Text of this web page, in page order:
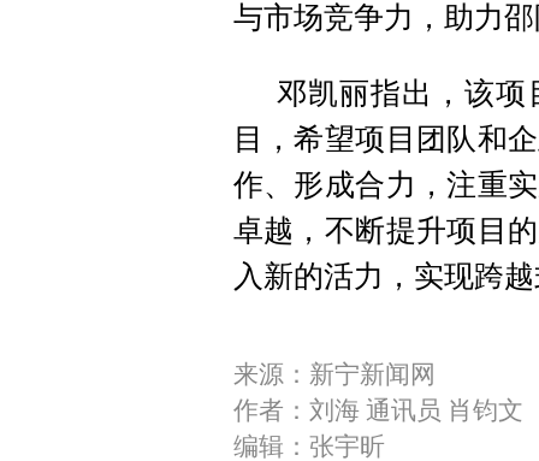
与市场竞争力，助力
邓凯丽指出，该项
目，希望项目团队和
作、形成合力，注重
卓越，不断提升项目
入新的活力，实现跨
来源：新宁新闻网
作者：刘海 通讯员 肖钧文
编辑：张宇昕